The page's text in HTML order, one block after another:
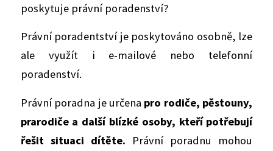
poskytuje právní poradenství?
Právní poradentství je poskytováno osobně, lze
ale využít i e-mailové nebo telefonní
poradenství.
Právní poradna je určena pro rodiče, pěstouny,
prarodiče a další blízké osoby, kteří potřebují
řešit situaci dítěte. Právní poradnu mohou